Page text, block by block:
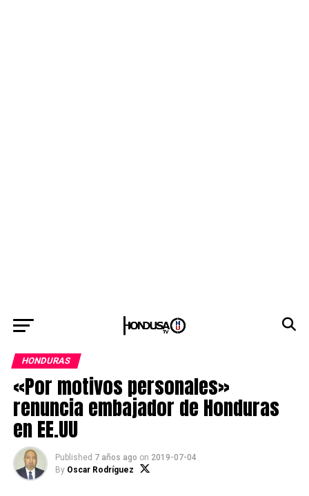
HONDURAS
«Por motivos personales»
renuncia embajador de Honduras
en EE.UU
Published 7 años ago on 2019-07-04
By Oscar Rodríguez